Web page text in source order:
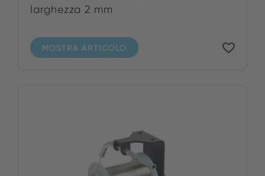
larghezza 2 mm
MOSTRA ARTICOLO